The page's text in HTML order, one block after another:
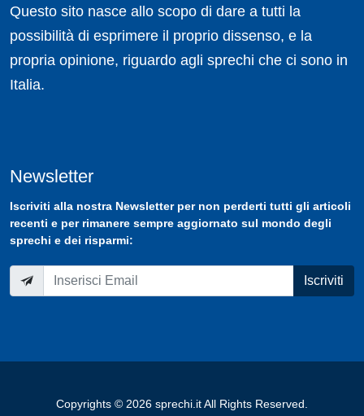
Questo sito nasce allo scopo di dare a tutti la
possibilità di esprimere il proprio dissenso, e la
propria opinione, riguardo agli sprechi che ci sono in
Italia.
Newsletter
Iscriviti alla nostra Newsletterper non perderti tutti gli articoli
recenti e per rimanere sempre aggiornato sul mondo degli
sprechi e dei risparmi:
Iscriviti
Copyrights © 2026 sprechi.it All Rights Reserved.